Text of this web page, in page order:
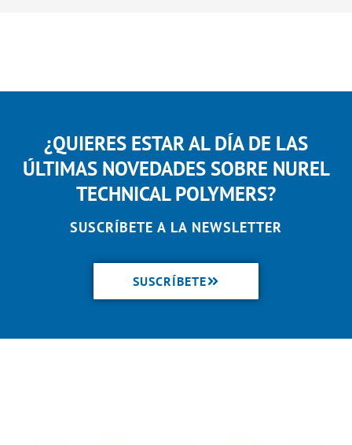
¿QUIERES ESTAR AL DÍA DE LAS
ÚLTIMAS NOVEDADES SOBRE NUREL
TECHNICAL POLYMERS?
SUSCRÍBETE A LA NEWSLETTER
SUSCRÍBETE